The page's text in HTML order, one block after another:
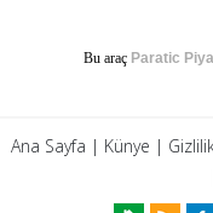
Bu araç Paratic
Ana Sayfa | Künye |